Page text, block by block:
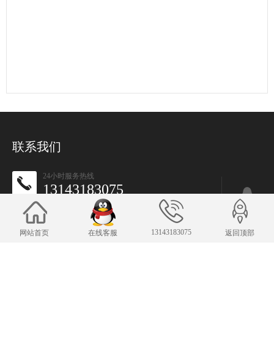
联系我们
24小时服务热线
13143183075
E-mail：1248633135@qq.com
手机：13530631374
网站首页 在线客服 13143183075 返回顶部